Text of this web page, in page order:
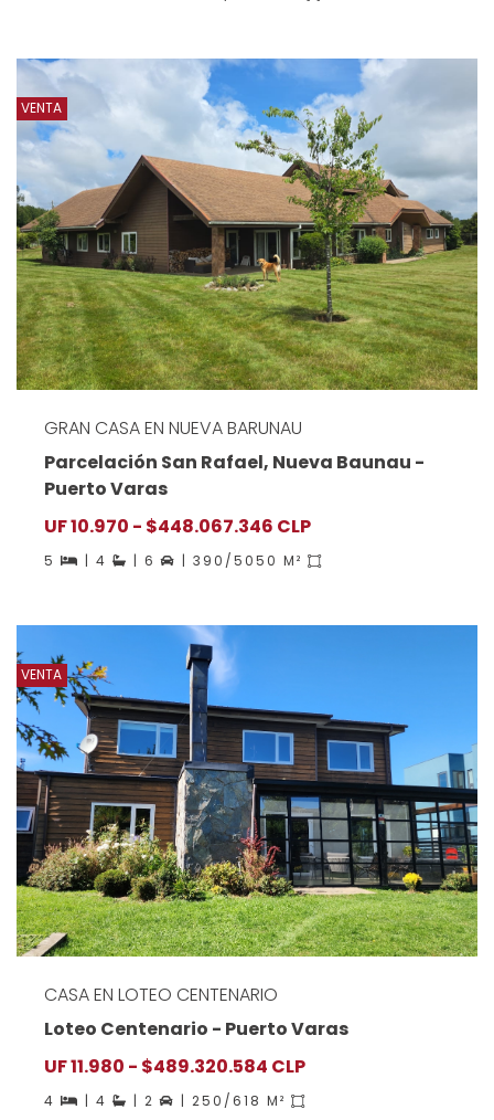
VENTA
GRAN CASA EN NUEVA BARUNAU
Parcelación San Rafael, Nueva Baunau -
Puerto Varas
UF 10.970 - $448.067.346 CLP
5 | 4 | 6 | 390/5050 M²
VENTA
CASA EN LOTEO CENTENARIO
Loteo Centenario - Puerto Varas
UF 11.980 - $489.320.584 CLP
4 | 4 | 2 | 250/618 M²